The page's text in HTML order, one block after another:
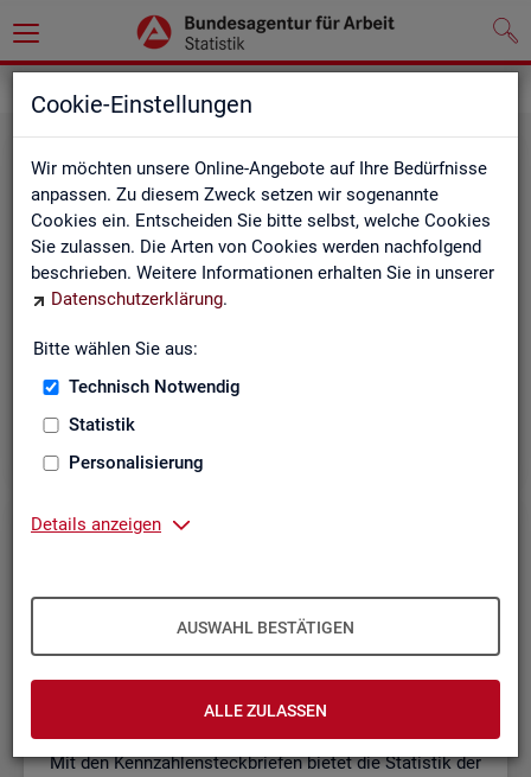
Cookie-Einstellungen
Wir möchten unsere Online-Angebote auf Ihre Bedürfnisse
anpassen. Zu diesem Zweck setzen wir sogenannte
Cookies ein. Entscheiden Sie bitte selbst, welche Cookies
Sie zulassen. Die Arten von Cookies werden nachfolgend
beschrieben. Weitere Informationen erhalten Sie in unserer
Datenschutzerklärung.
Bitte wählen Sie aus:
Technisch Notwendig
Statistik
Personalisierung
Details anzeigen
AUSWAHL BESTÄTIGEN
ALLE ZULASSEN
Die Kurzinformationen geben einen schnellen Überblick
über die Fachstatistiken der Statistik der BA.
Mit den Kennzahlensteckbriefen bietet die Statistik der